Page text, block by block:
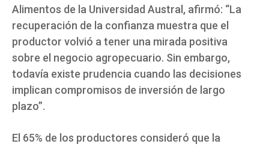
Alimentos de la Universidad Austral, afirmó: “La
recuperación de la confianza muestra que el
productor volvió a tener una mirada positiva
sobre el negocio agropecuario. Sin embargo,
todavía existe prudencia cuando las decisiones
implican compromisos de inversión de largo
plazo”.
El 65% de los productores consideró que la